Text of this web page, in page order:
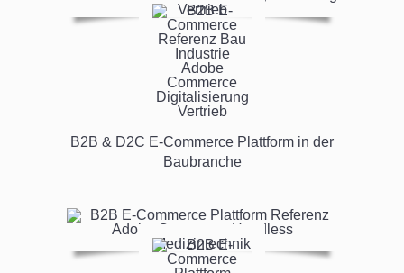
B2B & D2C E-Commerce Plattform in der
Baubranche